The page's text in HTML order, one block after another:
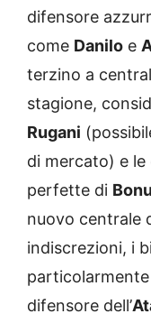
difensore
come Danilo e
terzino a
stagione,
Rugani
di mercato) e
perfette di
nuovo centrale
indiscrezioni, i
difensore dell’